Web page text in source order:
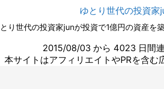
ゆとり世代の投資家
り世代の投資家junが投資で1億円の資産を
2015/08/03 から 4023 日間連
本サイトはアフィリエイトやPRを含む